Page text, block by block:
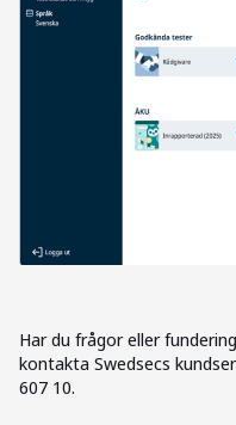
Har du frågor eller
kontakta Swedsecs
607 10.